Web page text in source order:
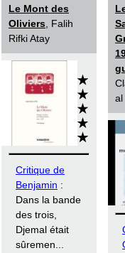
Le Mont des
Oliviers , Falih
Rifki Atay
Critique de
Benjamin :
Dans la bande
des trois,
Djemal était
sûremen...
al